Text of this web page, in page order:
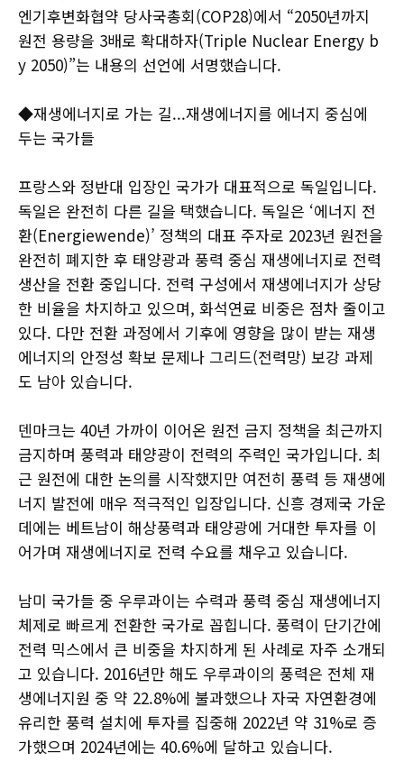
엔기후변화협약 당사국총회(COP28)에서 “2050년까지
원전 용량을 3배로 확대하자(Triple Nuclear Energy b
y 2050)”는 내용의 선언에 서명했습니다.
◆재생에너지로 가는 길...재생에너지를 에너지 중심에
두는 국가들
프랑스와 정반대 입장인 국가가 대표적으로 독일입니다.
독일은 완전히 다른 길을 택했습니다. 독일은 ‘에너지 전
환(Energiewende)’ 정책의 대표 주자로 2023년 원전을
완전히 폐지한 후 태양광과 풍력 중심 재생에너지로 전력
생산을 전환 중입니다. 전력 구성에서 재생에너지가 상당
한 비율을 차지하고 있으며, 화석연료 비중은 점차 줄이고
있다. 다만 전환 과정에서 기후에 영향을 많이 받는 재생
에너지의 안정성 확보 문제나 그리드(전력망) 보강 과제
도 남아 있습니다.
덴마크는 40년 가까이 이어온 원전 금지 정책을 최근까지
금지하며 풍력과 태양광이 전력의 주력인 국가입니다. 최
근 원전에 대한 논의를 시작했지만 여전히 풍력 등 재생에
너지 발전에 매우 적극적인 입장입니다. 신흥 경제국 가운
데에는 베트남이 해상풍력과 태양광에 거대한 투자를 이
어가며 재생에너지로 전력 수요를 채우고 있습니다.
남미 국가들 중 우루과이는 수력과 풍력 중심 재생에너지
체제로 빠르게 전환한 국가로 꼽힙니다. 풍력이 단기간에
전력 믹스에서 큰 비중을 차지하게 된 사례로 자주 소개되
고 있습니다. 2016년만 해도 우루과이의 풍력은 전체 재
생에너지원 중 약 22.8%에 불과했으나 자국 자연환경에
유리한 풍력 설치에 투자를 집중해 2022년 약 31%로 증
가했으며 2024년에는 40.6%에 달하고 있습니다.